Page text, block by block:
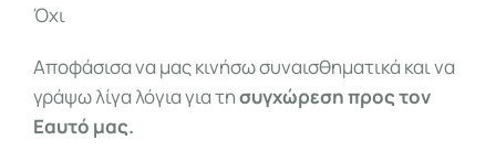
Όχι
Αποφάσισα να μας κινήσω συναισθηματικά και να
γράψω λίγα λόγια για τησυγχώρεση προς τον
Εαυτό μας.